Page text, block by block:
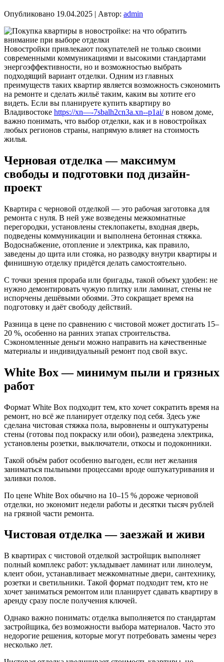
Опубликовано 19.04.2025 | Автор: admin
Новостройки привлекают покупателей не только своими
современными коммуникациями и высокими стандартами
энергоэффективности, но и возможностью выбрать
подходящий вариант отделки. Одним из главных
преимуществ таких квартир является возможность сэкономить
на ремонте и сделать жильё таким, каким вы хотите его
видеть. Если вы планируете купить квартиру во
Владивостоке https://xn—-7sbalh2cn3a.xn--p1ai/в новом доме,
важно понимать, что выбор отделки, как и в новостройках
любых регионов страны, напрямую влияет на стоимость
жилья.
Черновая отделка — максимум
свободы и подготовки под дизайн-
проект
Квартира с черновой отделкой — это рабочая заготовка для
ремонта с нуля. В ней уже возведены межкомнатные
перегородки, установлены стеклопакеты, входная дверь,
подведены коммуникации и выполнена бетонная стяжка.
Водоснабжение, отопление и электрика, как правило,
заведены до щита или стояка, но разводку внутри квартиры и
финишную отделку придётся делать самостоятельно.
С точки зрения прораба или бригады, такой объект удобен: не
нужно демонтировать чужую плитку или ламинат, стены не
испорчены дешёвыми обоями. Это сокращает время на
подготовку и даёт свободу действий.
Разница в цене по сравнению с чистовой может достигать 15–
20 %, особенно на ранних этапах строительства.
Сэкономленные деньги можно направить на качественные
материалы и индивидуальный ремонт под свой вкус.
White Box — минимум пыли и грязных
работ
Формат White Box подходит тем, кто хочет сократить время на
ремонт, но всё же планирует отделку под себя. Здесь уже
сделана чистовая стяжка пола, выровнены и оштукатурены
стены (готовы под покраску или обои), разведена электрика,
установлены розетки, выключатели, откосы и подоконники.
Такой объём работ особенно выгоден, если нет желания
заниматься пыльными процессами вроде оштукатуривания и
заливки полов.
По цене White Box обычно на 10–15 % дороже черновой
отделки, но экономит недели работы и десятки тысяч рублей
на грязной части ремонта.
Чистовая отделка — заезжай и живи
В квартирах с чистовой отделкой застройщик выполняет
полный комплекс работ: укладывает ламинат или линолеум,
клеит обои, устанавливает межкомнатные двери, сантехнику,
розетки и светильники. Такой формат подходит тем, кто не
хочет заниматься ремонтом или планирует сдавать квартиру в
аренду сразу после получения ключей.
Однако важно понимать: отделка выполняется по стандартам
застройщика, без возможности выбора материалов. Часто это
недорогие решения, которые могут потребовать замены через
несколько лет.